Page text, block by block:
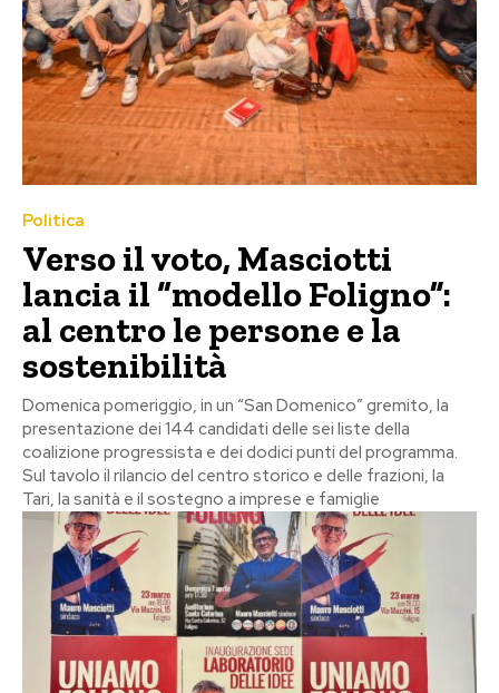
Politica
Verso il voto, Masciotti
lancia il “modello Foligno”:
al centro le persone e la
sostenibilità
Domenica pomeriggio, in un “San Domenico” gremito, la
presentazione dei 144 candidati delle sei liste della
coalizione progressista e dei dodici punti del programma.
Sul tavolo il rilancio del centro storico e delle frazioni, la
Tari, la sanità e il sostegno a imprese e famiglie